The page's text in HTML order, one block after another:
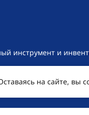
инструмент и
сайт носит
кодекса
на сайте, вы